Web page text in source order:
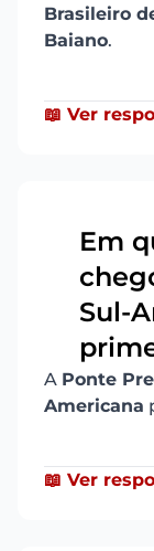
Brasileiro
Baiano.
📖 Ver
Em
Sul-
A Ponte
Americana
📖 Ver